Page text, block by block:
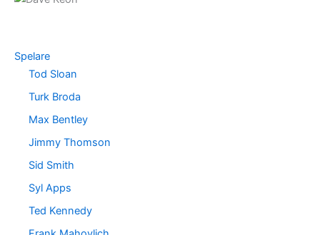
Spelare
Tod Sloan
Turk Broda
Max Bentley
Jimmy Thomson
Sid Smith
Syl Apps
Ted Kennedy